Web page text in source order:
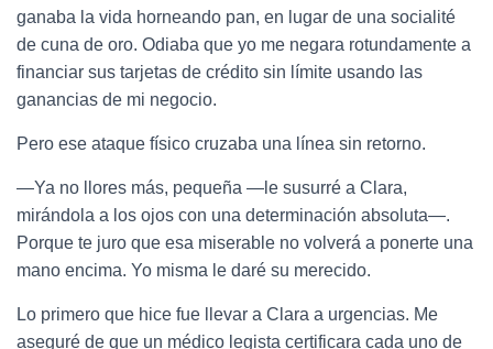
ganaba la vida horneando pan, en lugar de una socialité
de cuna de oro. Odiaba que yo me negara rotundamente a
financiar sus tarjetas de crédito sin límite usando las
ganancias de mi negocio.
Pero ese ataque físico cruzaba una línea sin retorno.
—Ya no llores más, pequeña —le susurré a Clara,
mirándola a los ojos con una determinación absoluta—.
Porque te juro que esa miserable no volverá a ponerte una
mano encima. Yo misma le daré su merecido.
Lo primero que hice fue llevar a Clara a urgencias. Me
aseguré de que un médico legista certificara cada uno de